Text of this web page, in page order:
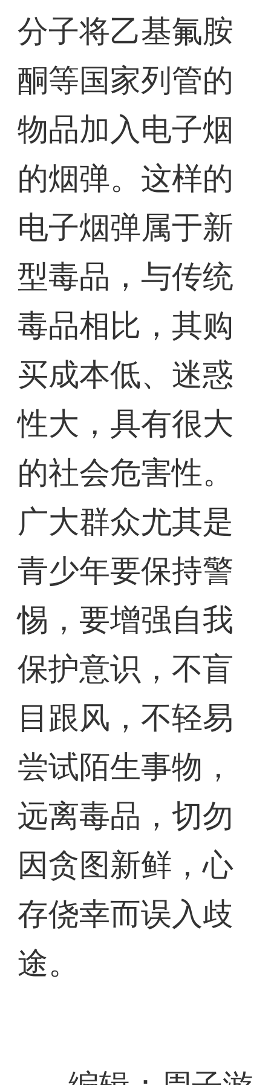
分子将乙基氟胺
酮等国家列管的
物品加入电子烟
的烟弹。这样的
电子烟弹属于新
型毒品，与传统
毒品相比，其购
买成本低、迷惑
性大，具有很大
的社会危害性。
广大群众尤其是
青少年要保持警
惕，要增强自我
保护意识，不盲
目跟风，不轻易
尝试陌生事物，
远离毒品，切勿
因贪图新鲜，心
存侥幸而误入歧
途。